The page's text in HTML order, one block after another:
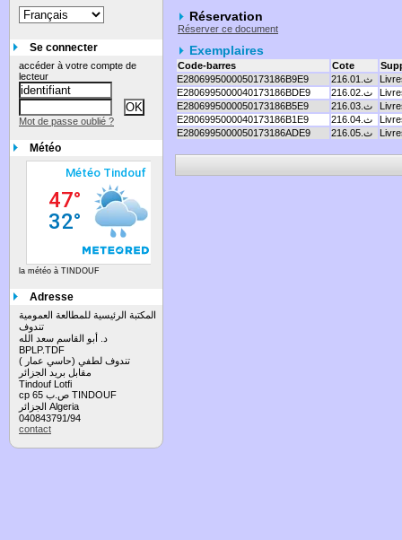
Réservation
Réserver ce document
Exemplaires
Code-barres Cote
E2806995000050173186B9E9
216.ث.01
E2806995000040173186BDE9
216.ث.02
E2806995000050173186B5E9
216.ث.03
E2806995000040173186B1E9
216.ث.04
E2806995000050173186ADE9
216.ث.05
Se connecter
accéder à votre compte de
lecteur
Mot de passe oublié ?
Météo
la météo à TINDOUF
Adresse
المكتبة الرئيسية للمطالعة العمومية
تندوف
د. أبو القاسم سعد الله
BPLP.TDF
تندوف لطفي (حاسي عمار )
مقابل بريد الجزائر
Tindouf Lotfi
cp 65 ص.ب TINDOUF
الجزائر Algeria
040843791/94
contact